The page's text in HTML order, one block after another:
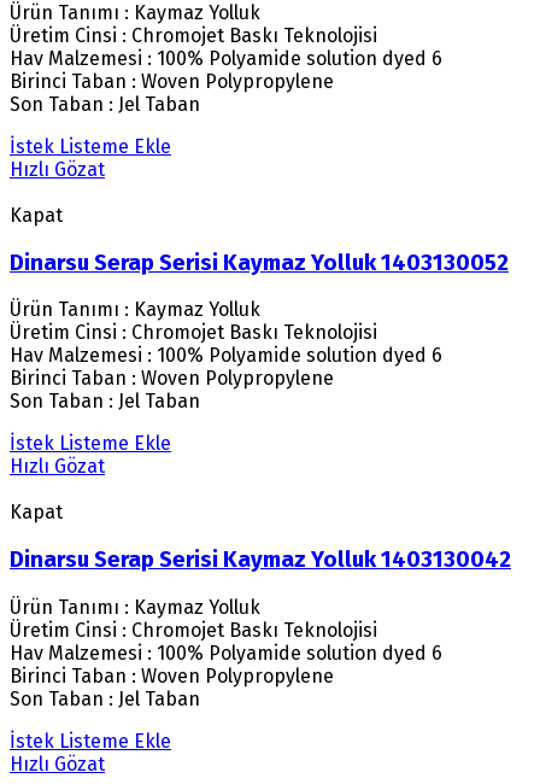
Ürün Tanımı : Kaymaz Yolluk
Üretim Cinsi : Chromojet Baskı Teknolojisi
Hav Malzemesi : 100% Polyamide solution dyed 6
Birinci Taban : Woven Polypropylene
Son Taban : Jel Taban
İstek Listeme Ekle
Hızlı Gözat
Kapat
Dinarsu Serap Serisi Kaymaz Yolluk 1403130052
Ürün Tanımı : Kaymaz Yolluk
Üretim Cinsi : Chromojet Baskı Teknolojisi
Hav Malzemesi : 100% Polyamide solution dyed 6
Birinci Taban : Woven Polypropylene
Son Taban : Jel Taban
İstek Listeme Ekle
Hızlı Gözat
Kapat
Dinarsu Serap Serisi Kaymaz Yolluk 1403130042
Ürün Tanımı : Kaymaz Yolluk
Üretim Cinsi : Chromojet Baskı Teknolojisi
Hav Malzemesi : 100% Polyamide solution dyed 6
Birinci Taban : Woven Polypropylene
Son Taban : Jel Taban
İstek Listeme Ekle
Hızlı Gözat